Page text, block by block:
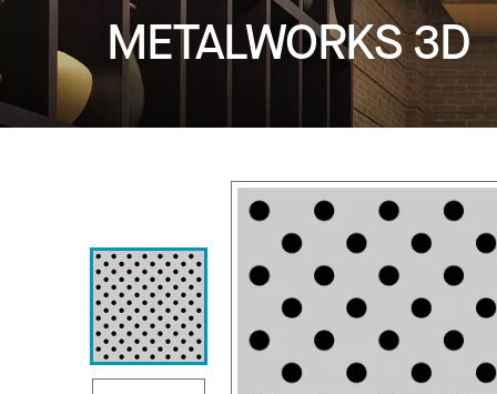
METALWORKS 3D